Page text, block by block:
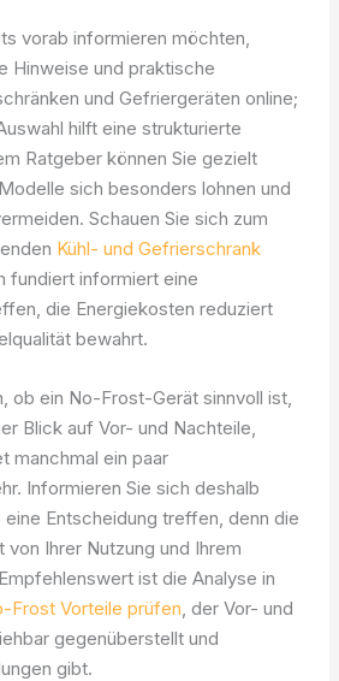
vorab informieren möchten,
Hinweise und praktische
und Gefriergeräten online;
hilft eine strukturierte
Ratgeber können Sie gezielt
sich besonders lohnen und
Schauen Sie sich zum
Kühl- und Gefrierschrank
fundiert informiert eine
die Energiekosten reduziert
bewahrt.
ob ein No-Frost-Gerät sinnvoll ist,
Blick auf Vor- und Nachteile,
manchmal ein paar
Informieren Sie sich deshalb
Entscheidung treffen, denn die
von Ihrer Nutzung und Ihrem
ist die Analyse in
Frost Vorteile prüfen, der Vor- und
gegenüberstellt und
gibt.